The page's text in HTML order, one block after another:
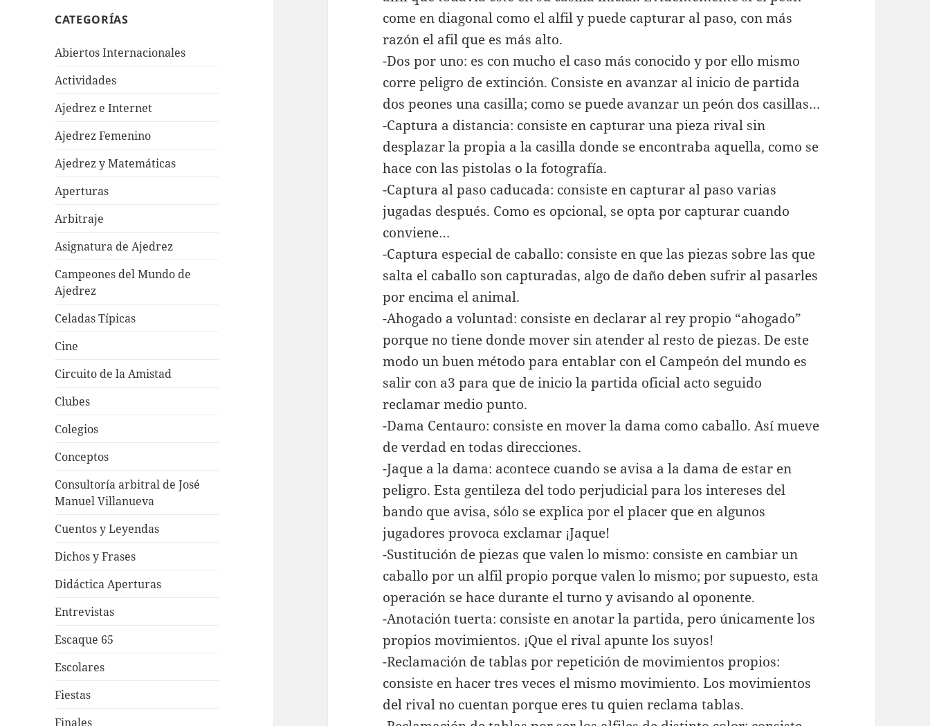
CATEGORÍAS
Abiertos Internacionales
Actividades
Ajedrez e Internet
Ajedrez Femenino
Ajedrez y Matemáticas
Aperturas
Arbitraje
Asignatura de Ajedrez
Campeones del Mundo de
Ajedrez
Celadas Típicas
Cine
Circuito de la Amistad
Clubes
Colegios
Conceptos
Consultoría arbitral de José
Manuel Villanueva
Cuentos y Leyendas
Dichos y Frases
Didáctica Aperturas
Entrevistas
Escaque 65
Escolares
Fiestas
Finales
come en diagonal como el alfil y puede capturar al paso, con más
razón el afil que es más alto.
-Dos por uno: es con mucho el caso más conocido y por ello mismo
corre peligro de extinción. Consiste en avanzar al inicio de partida
dos peones una casilla; como se puede avanzar un peón dos casillas…
-Captura a distancia: consiste en capturar una pieza rival sin
desplazar la propia a la casilla donde se encontraba aquella, como se
hace con las pistolas o la fotografía.
-Captura al paso caducada: consiste en capturar al paso varias
jugadas después. Como es opcional, se opta por capturar cuando
conviene…
-Captura especial de caballo: consiste en que las piezas sobre las que
salta el caballo son capturadas, algo de daño deben sufrir al pasarles
por encima el animal.
-Ahogado a voluntad: consiste en declarar al rey propio “ahogado”
porque no tiene donde mover sin atender al resto de piezas. De este
modo un buen método para entablar con el Campeón del mundo es
salir con a3 para que de inicio la partida oficial acto seguido
reclamar medio punto.
-Dama Centauro: consiste en mover la dama como caballo. Así mueve
de verdad en todas direcciones.
-Jaque a la dama: acontece cuando se avisa a la dama de estar en
peligro. Esta gentileza del todo perjudicial para los intereses del
bando que avisa, sólo se explica por el placer que en algunos
jugadores provoca exclamar ¡Jaque!
-Sustitución de piezas que valen lo mismo: consiste en cambiar un
caballo por un alfil propio porque valen lo mismo; por supuesto, esta
operación se hace durante el turno y avisando al oponente.
-Anotación tuerta: consiste en anotar la partida, pero únicamente los
propios movimientos. ¡Que el rival apunte los suyos!
-Reclamación de tablas por repetición de movimientos propios:
consiste en hacer tres veces el mismo movimiento. Los movimientos
del rival no cuentan porque eres tu quien reclama tablas.